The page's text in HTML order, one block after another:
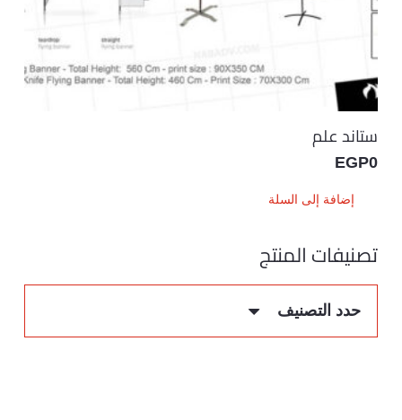
ستاند علم
EGP0
إضافة إلى السلة
تصنيفات المنتج
حدد التصنيف